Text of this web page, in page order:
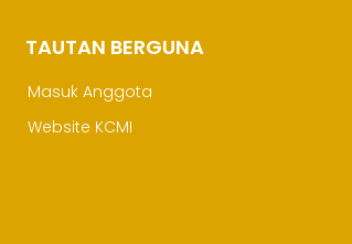
TAUTAN BERGUNA
Masuk Anggota
Website KCMI